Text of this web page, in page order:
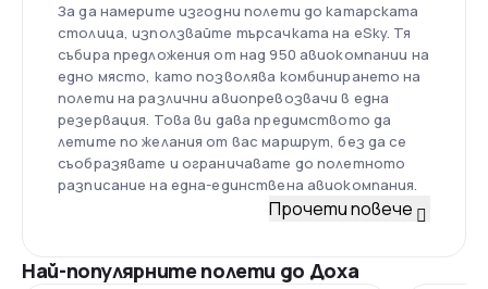
За да намерите изгодни полети до катарската
столица, използвайте търсачката на eSky. Тя
събира предложения от над 950 авиокомпании на
едно място, като позволява комбинирането на
полети на различни авиопревозвачи в една
резервация. Това ви дава предимството да
летите по желания от вас маршрут, без да се
съобразявате и ограничавате до полетното
разписание на една-единствена авиокомпания.
Прочети повече
Най-популярните полети до Доха